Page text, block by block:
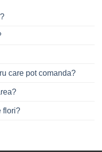
care pot comanda?
flori?